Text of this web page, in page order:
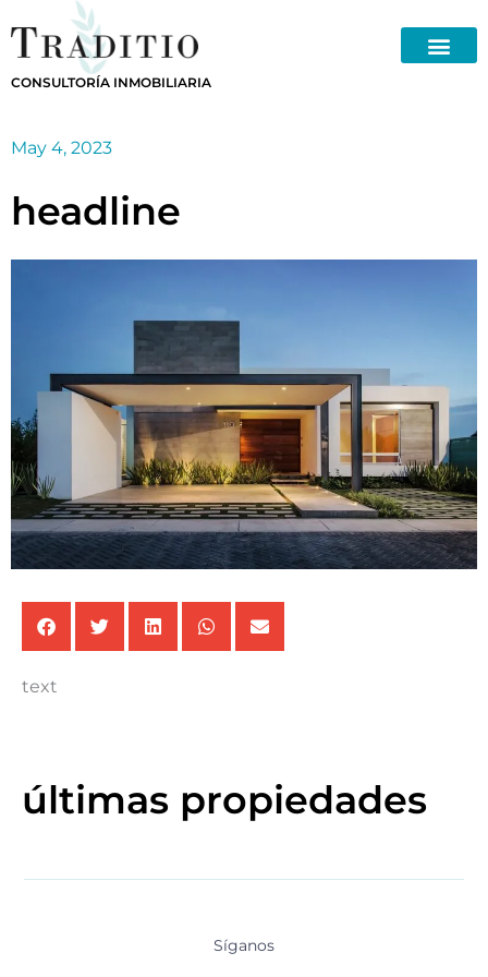
to
CONSULTORÍA INMOBILIARIA
May 4, 2023
headline
text
últimas propiedades
Síganos